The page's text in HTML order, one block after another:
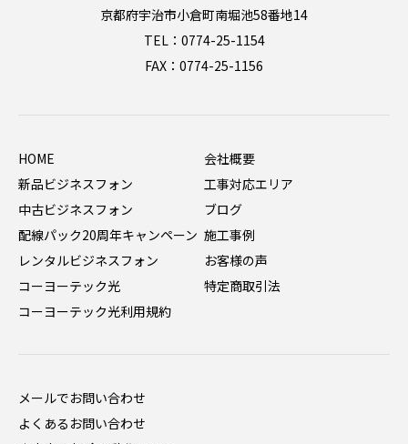
京都府宇治市小倉町南堀池58番地14
TEL：0774-25-1154
FAX：0774-25-1156
HOME
新品ビジネスフォン
中古ビジネスフォン
配線パック20周年キャンペーン
レンタルビジネスフォン
コーヨーテック光
コーヨーテック光利用規約
会社概要
工事対応エリア
ブログ
施工事例
お客様の声
特定商取引法
メールでお問い合わせ
よくあるお問い合わせ